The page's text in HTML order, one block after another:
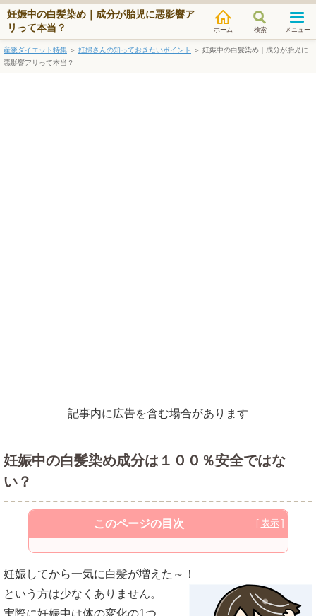
妊娠中の白髪染め｜成分が胎児に悪影響ア
リって本当？
検索 メニュー
産後ダイエット特集 ＞ 妊婦さんの知っておきたいポイント ＞ 妊娠中の白髪染め｜成分が胎児に
悪影響アリって本当？
記事内に広告を含む場合があります
妊娠中の白髪染め成分は１００％安全ではな
い？
このページの目次
の？
妊娠中の白髪染めは危険ではないという医
妊娠してから一気に白髪が増えた～！
という方は少なくありません。
実際に妊娠中は体の変化の1つ